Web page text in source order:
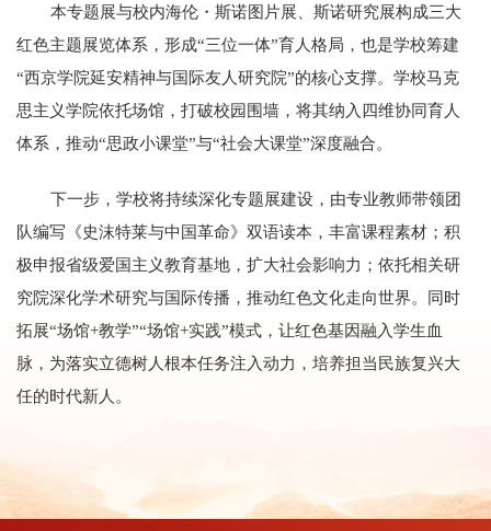
本专题展与校内海伦・斯诺图片展、斯诺研究展构成三大
红色主题展览体系，形成“三位一体”育人格局，也是学校筹建
“西京学院延安精神与国际友人研究院”的核心支撑。学校马克
思主义学院依托场馆，打破校园围墙，将其纳入四维协同育人
体系，推动“思政小课堂”与“社会大课堂”深度融合。
下一步，学校将持续深化专题展建设，由专业教师带领团
队编写《史沫特莱与中国革命》双语读本，丰富课程素材；积
极申报省级爱国主义教育基地，扩大社会影响力；依托相关研
究院深化学术研究与国际传播，推动红色文化走向世界。同时
拓展“场馆+教学”“场馆+实践”模式，让红色基因融入学生血
脉，为落实立德树人根本任务注入动力，培养担当民族复兴大
任的时代新人。